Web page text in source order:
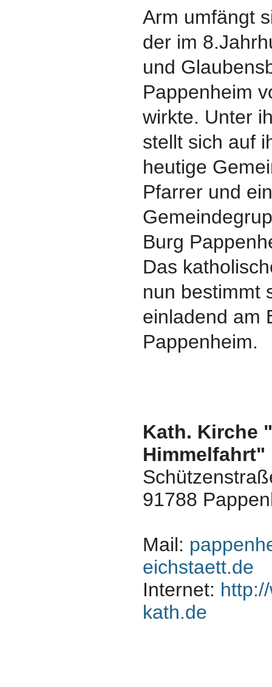
Arm umfängt
der im
und
Pappenheim
wirkte. Unter
stellt sich auf
heutige
Pfarrer und
Burg
Das
nun bestimmt
einladend am
Pappenheim.
Kath. Kirche
Himmelfahrt"
91788
Mail:
eichstaett.de
Internet:
kath.de